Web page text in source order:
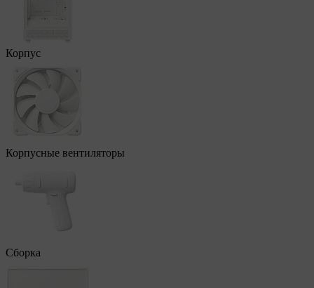
Корпус
Корпусные вентиляторы
Сборка